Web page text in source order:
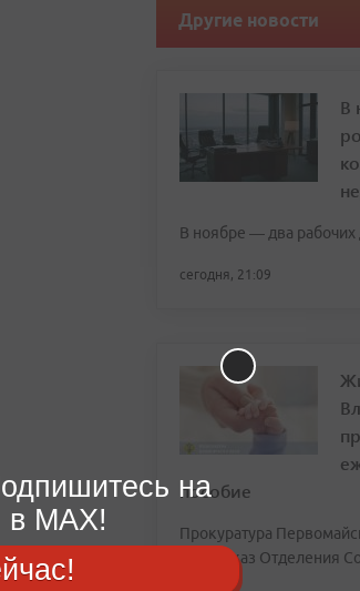
Другие новости
В
В ноябре — два
сегодня, 21:09
пособие
Прокуратура
суде отказ Отделения
на
MAX!